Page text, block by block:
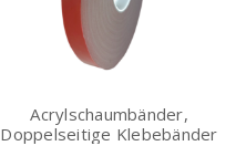
Acrylschaumbänder,
Doppelseitige Klebebänder